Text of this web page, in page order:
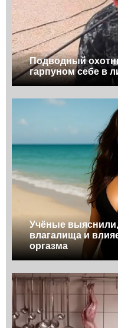
Подводный
гарпуном себе в
Учёные выяснили,
влагалища и
оргазма